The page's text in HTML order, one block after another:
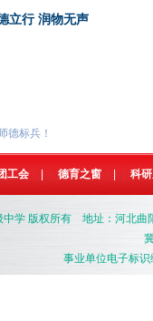
立行 润物无声
德标兵！
工会 | 德育之窗 | 科
中学 版权所有 地址：河北曲
事业单位电子标识